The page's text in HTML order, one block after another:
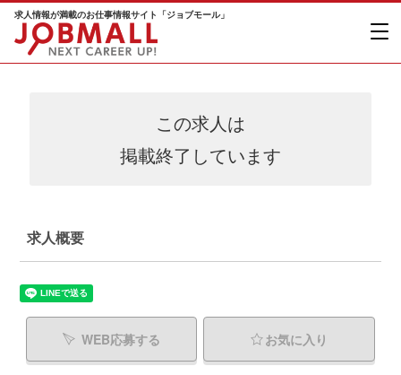
求人情報が満載のお仕事情報サイト「ジョブモール」
この求人は
掲載終了しています
求人概要
WEB応募する お気に入り